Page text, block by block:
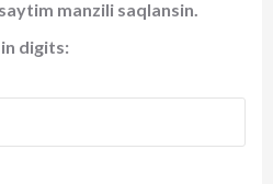
manzili saqlansin.
digits: